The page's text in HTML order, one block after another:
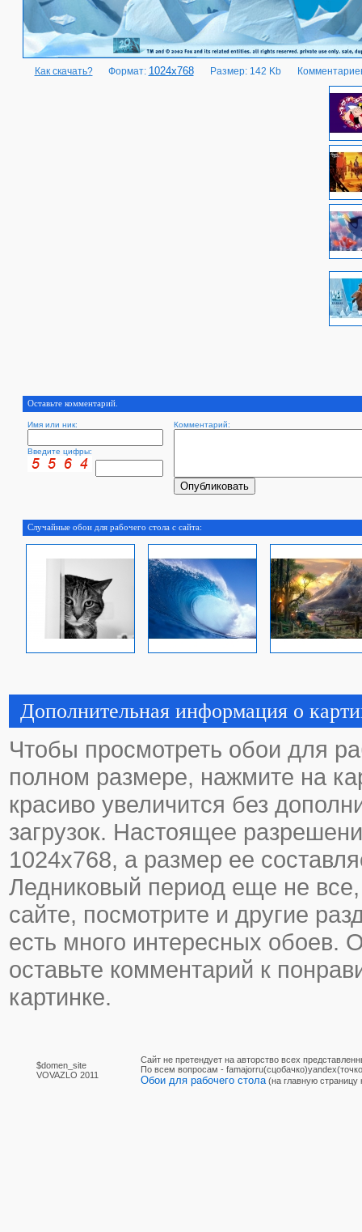
Как скачать? Формат: 1024x768 Размер: 142 Kb
Оставьте комментарий.
Имя или ник: Комментарий:
Введите цифры:
Случайные обои для рабочего стола с сайта:
Дополнительная информация о
Чтобы просмотреть обои для
полном размере, нажмите на
красиво увеличится без
загрузок. Настоящее
1024х768, а размер ее
Ледниковый период еще не все,
сайте, посмотрите и другие
есть много интересных обоев.
оставьте комментарий к
картинке.
$domen_site
VOVAZLO 2011
Сайт не претендует на авторство всех
По вcем вопросам -
Обои для рабочего стола (на главную страницу